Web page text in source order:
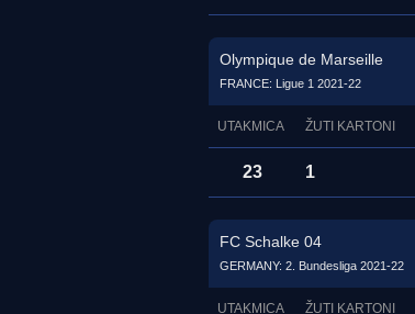
Olympique de Marseille
FRANCE: Ligue 1 2021-22
UTAKMICA ŽUTI KARTONI
23 1
FC Schalke 04
GERMANY: 2. Bundesliga 2021-22
UTAKMICA ŽUTI KARTONI